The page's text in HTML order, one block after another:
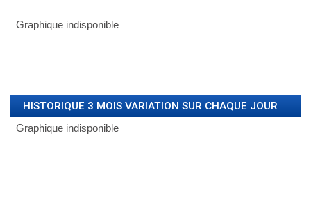
HISTORIQUE 3 MOIS VARIATION SUR CHAQUE JOUR